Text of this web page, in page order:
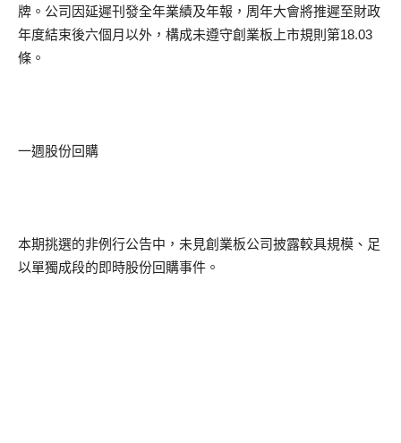
牌。公司因延遲刊發全年業績及年報，周年大會將推遲至財政
年度結束後六個月以外，構成未遵守創業板上市規則第18.03
條。
一週股份回購
本期挑選的非例行公告中，未見創業板公司披露較具規模、足
以單獨成段的即時股份回購事件。